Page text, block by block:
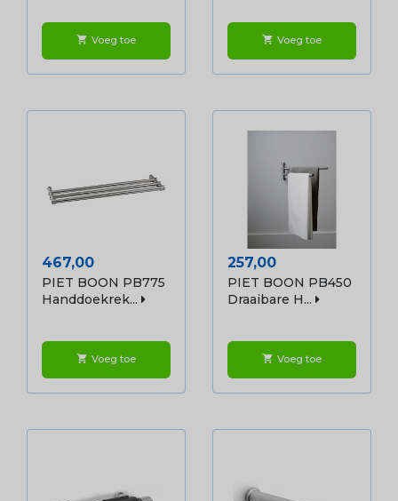
shopping_cart Voeg toe shopping_cart Voeg toe
Prijs
467,00
PIET BOON PB775
Handdoekrek...
shopping_cart Voeg toe
Prijs
257,00
PIET BOON PB450
Draaibare H...
shopping_cart Voeg toe